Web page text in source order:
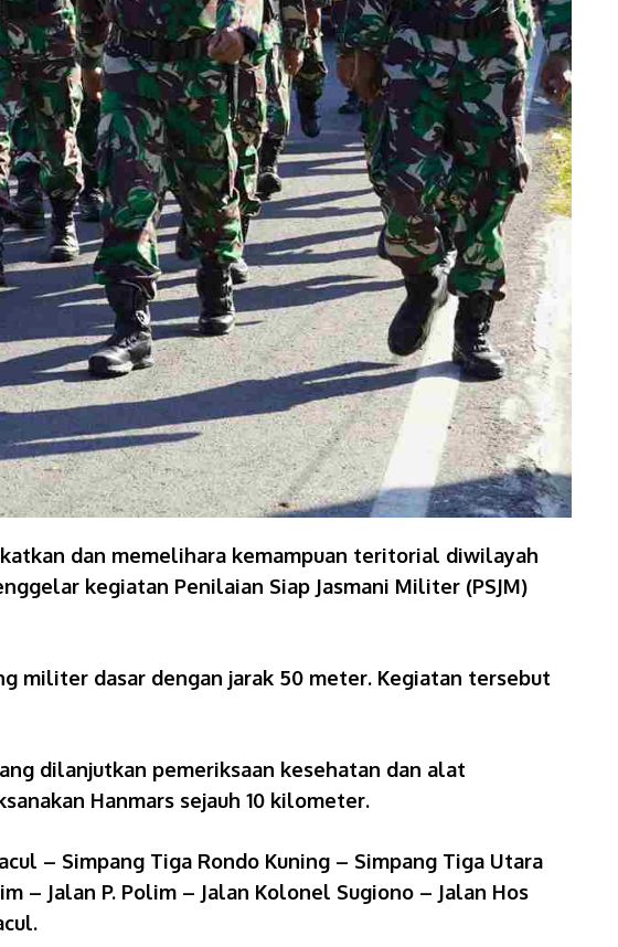
dan memelihara kemampuan teritorial diwilayah
kegiatan Penilaian Siap Jasmani Militer (PSJM)
militer dasar dengan jarak 50 meter. Kegiatan tersebut
dilanjutkan pemeriksaan kesehatan dan alat
Hanmars sejauh 10 kilometer.
– Simpang Tiga Rondo Kuning – Simpang Tiga Utara
– Jalan P. Polim – Jalan Kolonel Sugiono – Jalan Hos